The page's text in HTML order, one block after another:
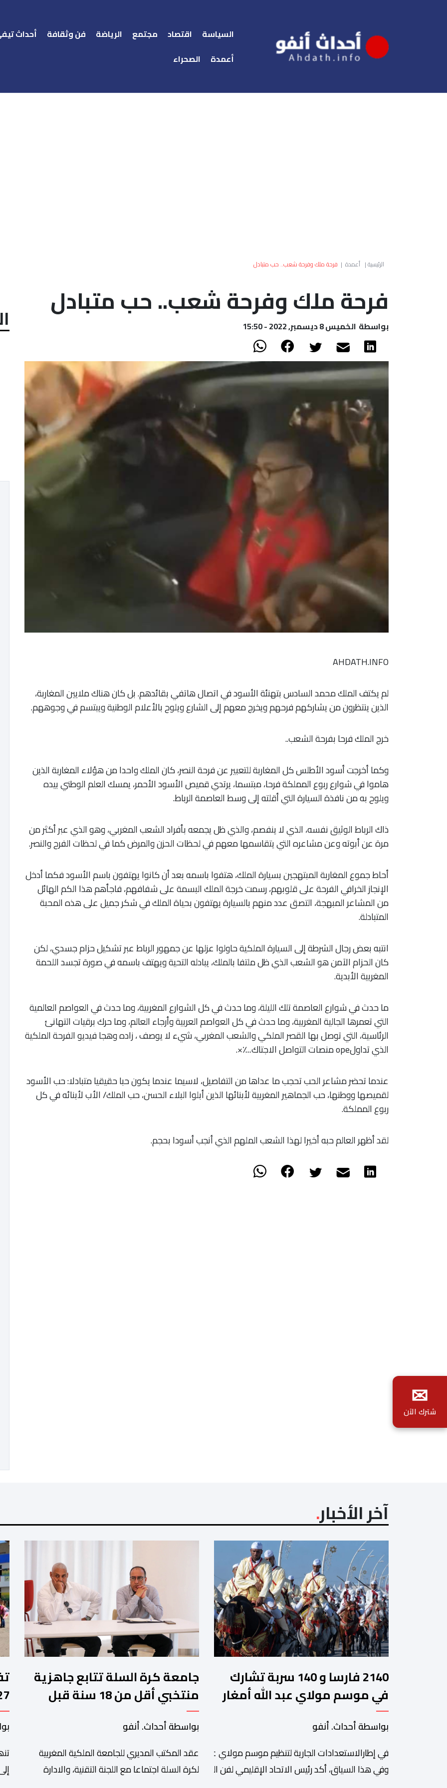
السياسة اقتصاد مجتمع الرياضة فن وثقافة أحداث
أعمدة
الصحراء
الرئيسية| أعمدة | فرحة ملك وفرحة شعب.. حب متبادل
فرحة ملك وفرحة شعب.. حب متبادل
بواسطة الخميس 8 ديسمبر, 2022 - 15:50
AHDATH.INFO
لم يكتف الملك محمد السادس بتهنئة الأسود في اتصال هاتفي بقائدهم. بل كان هناك ملايين المغاربة،
الذين ينتظرون من يشاركهم فرحهم ويخرج معهم إلى الشارع ويلوح بالأعلام الوطنية ويبتسم في وجوههم.
خرج الملك فرحا بفرحة الشعب..
وكما أخرجت أسود الأطلس كلالمغاربة للتعبير عن فرحة النصر، كان الملك واحدا من هؤلاء المغاربة الذين
هاموا في شوارع ربوع المملكة فرحا، مبتسما، يرتدي قميص الأسود الأحمر، يمسك العلم الوطني بيده
ويلوح به من نافذة السيارة التي أقلته إلى وسط العاصمة الرباط.
ذاك الرباط الوثيق نفسه، الذي لا ينفصم، والذي ظل يجمعه بأفراد الشعب المغربي، وهو الذي عبر أكثر من
مرة عن أبوته وعن مشاعره التي يتقاسمها معهم في لحظات الحزن والمرض كما في لحظات الفرح والنصر.
أحاط جموع المغاربة المبتهجين بسيارة الملك، هتفوا باسمه بعد أن كانوا يهتفون باسم الأسود فكما أدخل
الإنجاز الخرافي الفرحة على قلوبهم، رسمت خرجة الملك البسمة على شفافهم، فاجأهم هذا الكم الهائل
من المشاعر المبهجة، التصق عدد منهم بالسيارة يهتفون بحياة الملك في شكر جميل على هذه المحبة
المتبادلة.
انتبه بعض رجال الشرطة إلى السيارة الملكية حاولوا عزلها عن جمهور الرباط عبر تشكيل حزام جسدي، لكن
كان الحزام الآمن هو الشعب الذي ظل ملتفا بالملك، يبادله التحية ويهتف باسمه في صورة تجسد اللحمة
المغربية الأبدية.
ما حدث في شوارع العاصمة تلك الليلة، وما حدث في كل الشوارع المغربية، وما حدث في العواصم العالمية
التي تعمرها الجالية المغربية، وما حدث في كل العواصم العربية وأرجاء العالم، وما حرك برقيات التهانئ
الرئاسية، التي توصل بها القصر الملكي والشعب المغربي، شيء لا يوصف ، زاده وهجا فيديو الفرحة الملكية
الذي تداولope منصات التواصل الاجتاك؊×.
عندما تحضر مشاعر الحب تحجب ما عداها من التفاصيل، لاسيما عندما يكون حبا حقيقيا متبادلا: حب الأسود
لقميصها ووطنها، حب الجماهير المغربية لأبنائها الذين أبلوا البلاء الحسن، حب الملك/ الأب لأبنائه في كل
ربوع المملكة.
لقد أظهر العالم حبه أخيرا لهذا الشعب الملهم الذي أنجب أسودا بحجم.
آخر الأخبار
2140 فارسا و 140 سربة تشارك
في موسم مولاي عبد الله أمغار
بواسطة أحداث. أنفو
في إطارالاستعدادات الجارية لتنظيم موسم مولاي عبد الله أمغار،تواصلت عملية إحصاء السربات المشاركة في
وفي هذا السياق، أكد رئيس الاتحاد الإقليمي لفن التبوريدة،
جامعة كرة السلة تتابع جاهزية
منتخبي أقل من 18 سنة قبل
كأس إفريقيا
بواسطة أحداث. أنفو
عقد المكتب المديري للجامعة الملكية المغربية
لكرة السلة اجتماعا مع اللجنة التقنية، والادارة
✉
شترك الآن